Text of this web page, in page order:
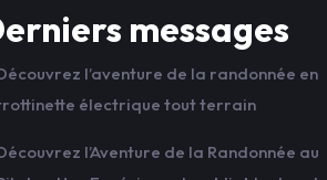
messages
l’aventure de la randonnée en
électrique tout terrain
l’Aventure de la Randonnée au